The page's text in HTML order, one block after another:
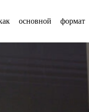
основной формат